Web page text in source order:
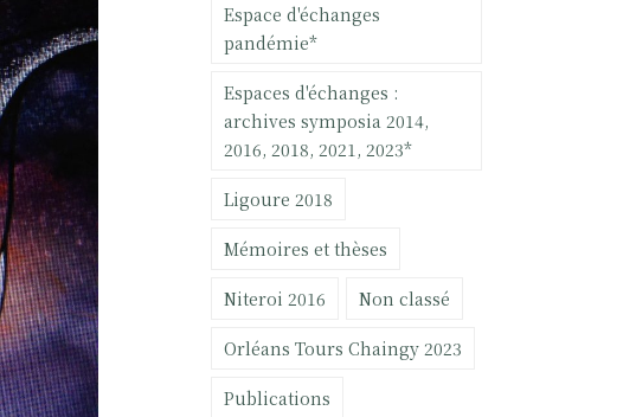
Espace d'échanges
pandémie*
Espaces d'échanges :
archives symposia 2014,
2016, 2018, 2021, 2023*
Ligoure 2018
Mémoires et thèses
Niteroi 2016 Non classé
Orléans Tours Chaingy 2023
Publications